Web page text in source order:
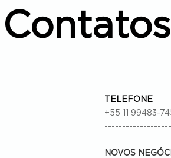
Contatos
TELEFONE
+55 11 99483-
NOVOS